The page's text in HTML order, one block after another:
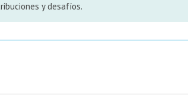
y desafíos.